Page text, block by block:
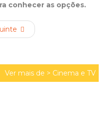
conhecer as opções.
Ver mais de > Cinema e TV